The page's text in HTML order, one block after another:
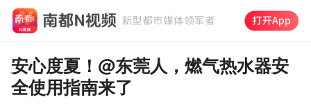
安心度夏！@东莞人，燃气热水器安
全使用指南来了